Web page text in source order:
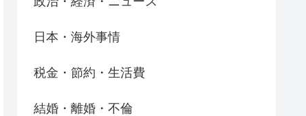
日本・海外事情
税金・節約・生活費
結婚・離婚・不倫